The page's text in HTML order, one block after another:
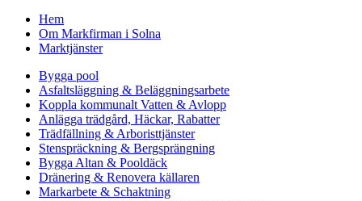
Hem
Om Markfirman i Solna
Marktjänster
Bygga pool
Asfaltsläggning & Beläggningsarbete
Koppla kommunalt Vatten & Avlopp
Anlägga trädgård, Häckar, Rabatter
Trädfällning & Arboristtjänster
Stenspräckning & Bergsprängning
Bygga Altan & Pooldäck
Dränering & Renovera källaren
Markarbete & Schaktning